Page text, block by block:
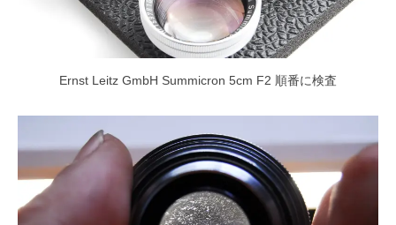
Ernst Leitz GmbH Summicron 5cm F2 順番に検査